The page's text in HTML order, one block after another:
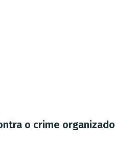
o crime organizado